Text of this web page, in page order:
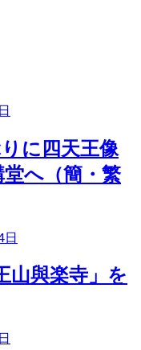
に四天王像
へ（簡・繁
日
山與楽寺」を